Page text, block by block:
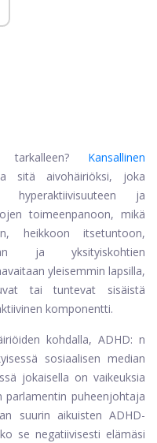
Kansallinen
sitä aivohäiriöksi, joka
hyperaktiivisuuteen ja
toimeenpanoon, mikä
heikkoon itsetuntoon,
ja yksityiskohtien
yleisemmin lapsilla,
tai tuntevat sisäistä
komponentti.
kohdalla, ADHD: n
sosiaalisen median
jokaisella on vaikeuksia
parlamentin puheenjohtaja
suurin aikuisten ADHD-
se negatiivisesti elämäsi